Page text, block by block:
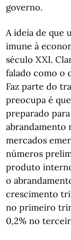
governo.
A ideia de que
imune à
século XXI.
falado como o
Faz parte do
preocupa é
preparado
abrandamento
mercados
números
produto
o
crescimento
no primeiro
0,2% no